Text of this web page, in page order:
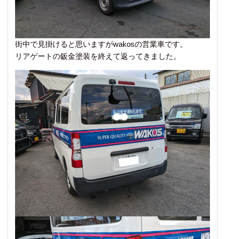
街中で見掛けると思いますがwakosの営業車です。
リアゲートの鈑金塗装を終えて返ってきました。